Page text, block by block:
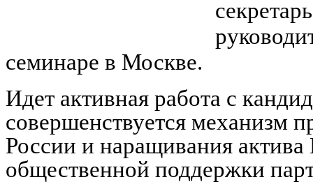
семинаре в Москве.
Идет активная работа с
совершенствуется механизм
России и наращивания
общественной поддержки